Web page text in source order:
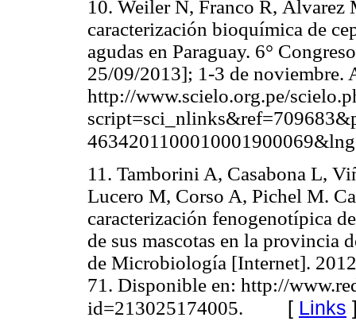
10. Weiler N, Franco R, Álvarez
caracterización bioquímica de
agudas en Paraguay. 6°
25/09/2013]; 1-3 de noviembre.
http://www.scielo.org.pe/
11. Tamborini A, Casabona L,
Lucero M, Corso A, Pichel M.
caracterización fenogenotípica
de sus mascotas en la provincia
de Microbiología [Internet].
71. Disponible en: http://
id=213025174005. [ Links